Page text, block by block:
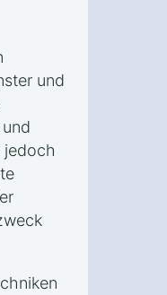
und
jedoch